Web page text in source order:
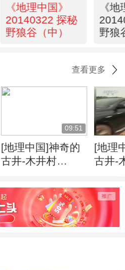
《地理中国》
20140322 探秘
野狼谷（中）
《
野狼
查看更多
09:51
[地理中国]神奇的
古井-木井村
的两口救命井
[地理
古井-
木水井